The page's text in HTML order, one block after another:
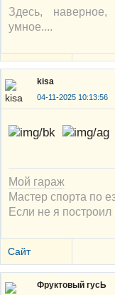
Здесь,
умное....
kisa
04-11-2025 10:13:56
Мой гараж
Мастер спорта по
Если не я
Сайт
Фруктовый гусЬ